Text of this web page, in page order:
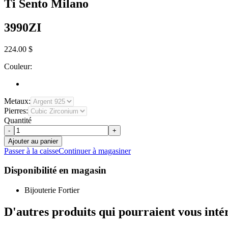
Ti Sento Milano
3990ZI
224.00 $
Couleur:
Metaux:
Pierres:
Quantité
-
+
Ajouter au panier
Passer à la caisseContinuer à magasiner
Disponibilité en magasin
Bijouterie Fortier
D'autres produits qui pourraient vous